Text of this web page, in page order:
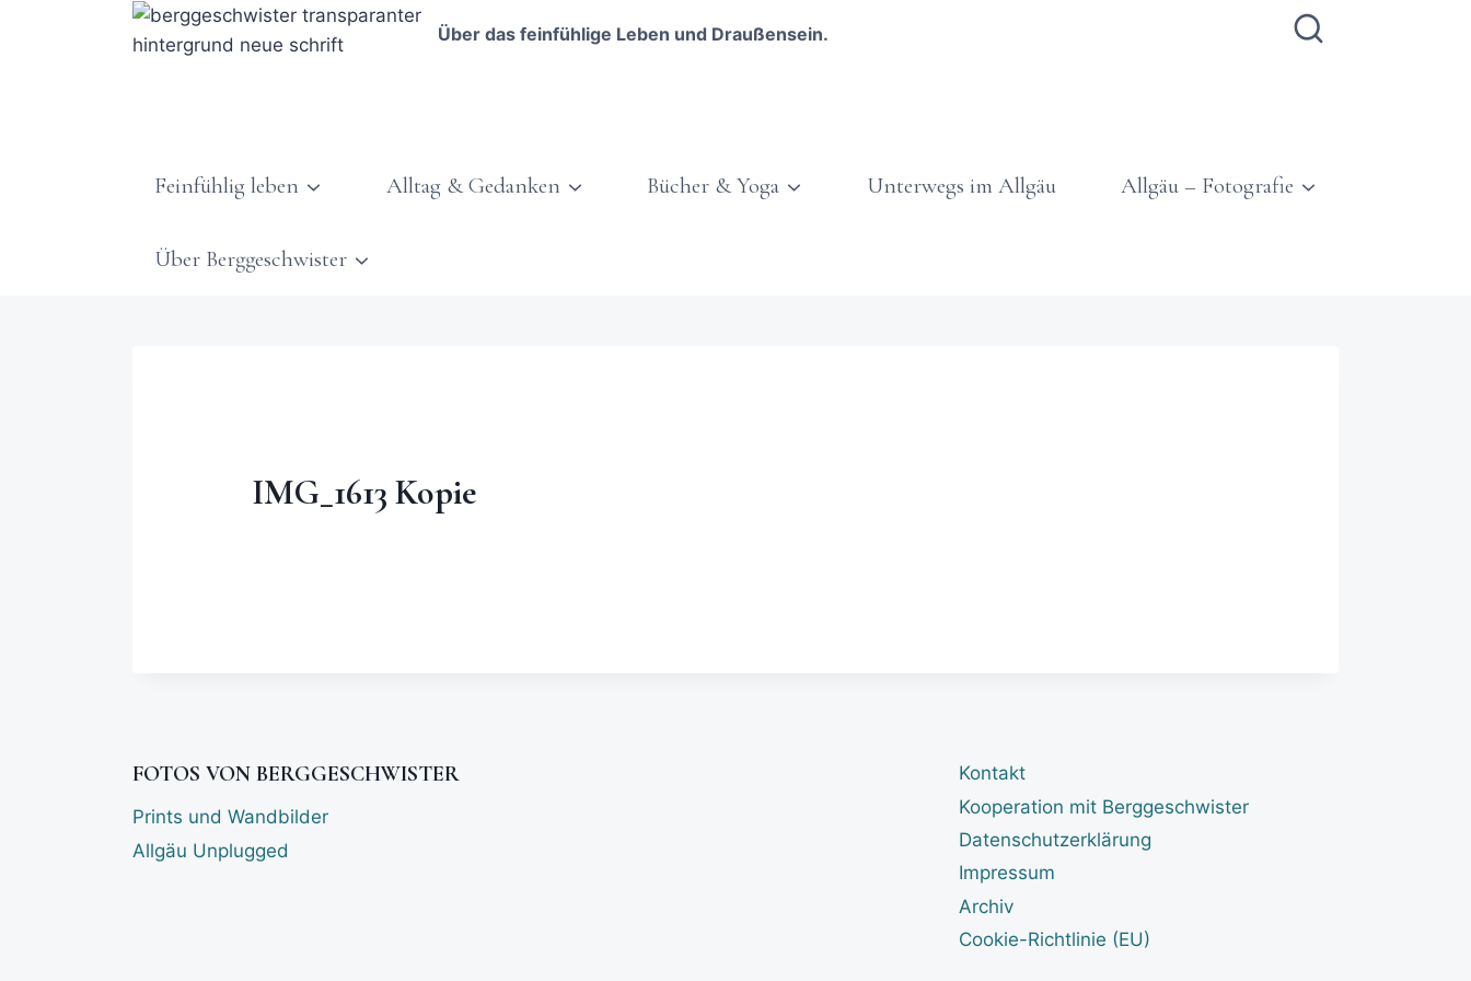
Über das feinfühlige Leben und Draußensein.
Feinfühlig leben Alltag & Gedanken Bücher & Yoga Unterwegs im Allgäu Allgäu – Fotografie
Über Berggeschwister
IMG_1613 Kopie
FOTOS VON BERGGESCHWISTER
Prints und Wandbilder
Allgäu Unplugged
Kontakt
Kooperation mit Berggeschwister
Datenschutzerklärung
Impressum
Archiv
Cookie-Richtlinie (EU)